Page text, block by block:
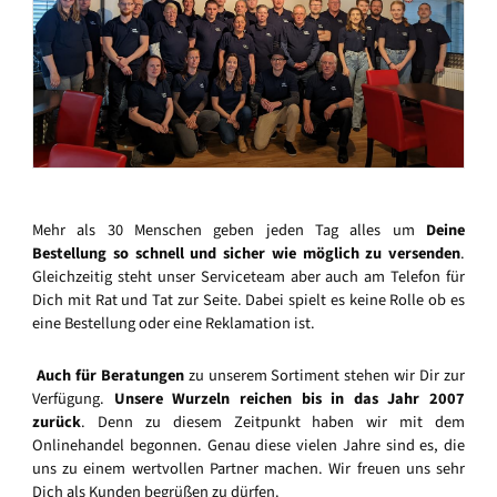
Mehr als 30 Menschen geben jeden Tag alles um Deine
Bestellung so schnell und sicher wie möglich zu versenden.
Gleichzeitig steht unser Serviceteam aber auch am Telefon für
Dich mit Rat und Tat zur Seite. Dabei spielt es keine Rolle ob es
eine Bestellung oder eine Reklamation ist.
Auch für Beratungenzu unserem Sortiment stehen wir Dir zur
Verfügung. Unsere Wurzeln reichen bis in das Jahr 2007
zurück. Denn zu diesem Zeitpunkt haben wir mit dem
Onlinehandel begonnen. Genau diese vielen Jahre sind es, die
uns zu einem wertvollen Partner machen. Wir freuen uns sehr
Dich als Kunden begrüßen zu dürfen.